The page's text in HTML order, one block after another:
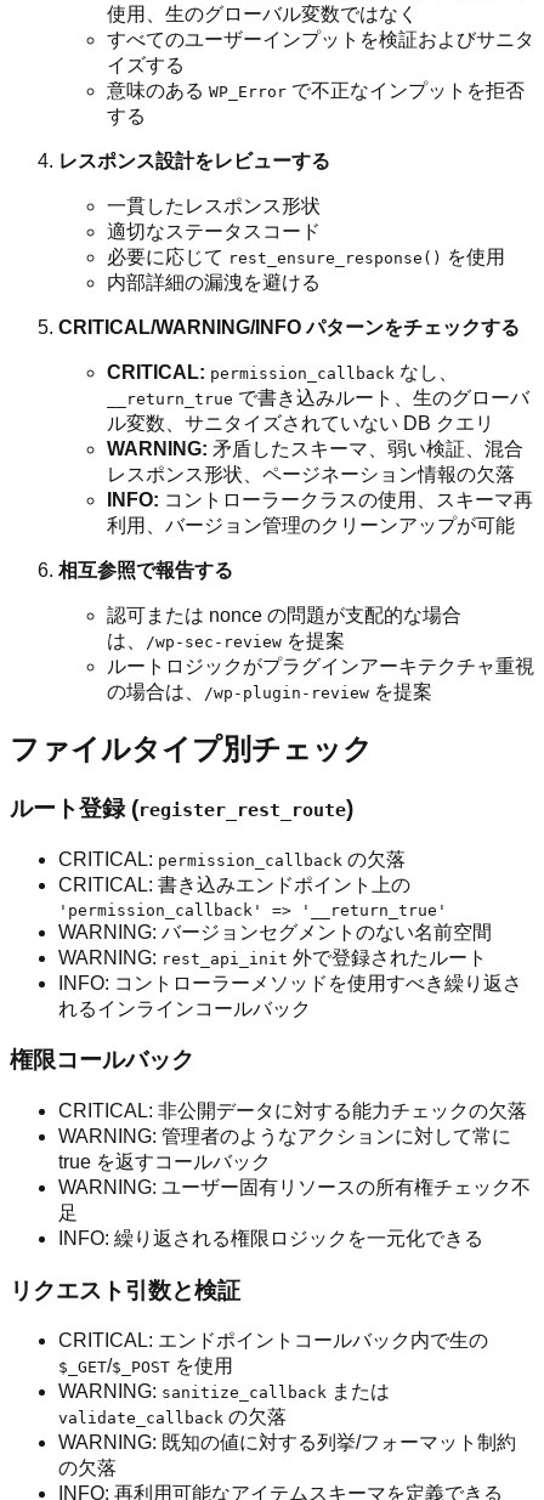
使用、生のグローバル変数ではなく
すべてのユーザーインプットを検証およびサニタ
イズする
意味のある WP_Error で不正なインプットを拒否
する
レスポンス設計をレビューする
一貫したレスポンス形状
適切なステータスコード
必要に応じて rest_ensure_response() を使用
内部詳細の漏洩を避ける
CRITICAL/WARNING/INFO パターンをチェックする
CRITICAL: permission_callback なし、
__return_true で書き込みルート、生のグローバ
ル変数、サニタイズされていない DB クエリ
WARNING: 矛盾したスキーマ、弱い検証、混合
レスポンス形状、ページネーション情報の欠落
INFO: コントローラークラスの使用、スキーマ再
利用、バージョン管理のクリーンアップが可能
相互参照で報告する
認可または nonce の問題が支配的な場合
は、
/wp-sec-review を提案
ルートロジックがプラグインアーキテクチャ重視
の場合は、
/wp-plugin-review を提案
ファイルタイプ別チェック
ルート登録 (register_rest_route)
CRITICAL: permission_callback の欠落
CRITICAL: 書き込みエンドポイント上の
'permission_callback' => '__return_true'
WARNING: バージョンセグメントのない名前空間
WARNING: rest_api_init 外で登録されたルート
INFO: コントローラーメソッドを使用すべき繰り返さ
れるインラインコールバック
権限コールバック
CRITICAL: 非公開データに対する能力チェックの欠落
WARNING: 管理者のようなアクションに対して常に
true を返すコールバック
WARNING: ユーザー固有リソースの所有権チェック不
足
INFO: 繰り返される権限ロジックを一元化できる
リクエスト引数と検証
CRITICAL: エンドポイントコールバック内で生の
$_GET/$_POST を使用
WARNING: sanitize_callback または
validate_callback の欠落
WARNING: 既知の値に対する列挙/フォーマット制約
の欠落
INFO: 再利用可能なアイテムスキーマを定義できる